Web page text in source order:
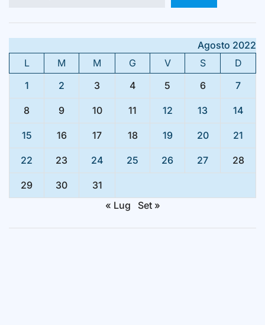
Agosto 2022
L
M M G V S
D
1
2 3 4 5 6 7
8 9 10 11 12 13 14
15 16 17 18 19 20 21
22 23 24 25 26 27 28
29 30
31
« Lug
Set »